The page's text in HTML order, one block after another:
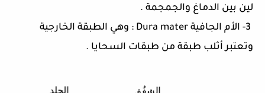
لين بين الدماغ والجمجمة .
3-
الأم الجافية Dura mater : وهي الطبقة الخارجية
وتعتبر أثلب طبقة من طبقات السحايا .